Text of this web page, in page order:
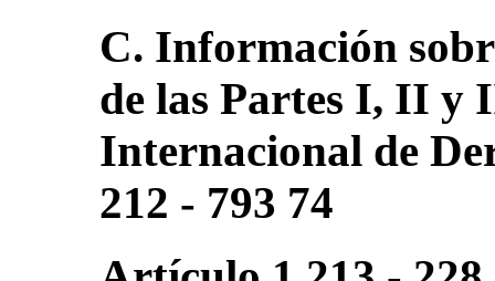
C. Información
de las Partes I, II y
Internacional de
212 - 793 74